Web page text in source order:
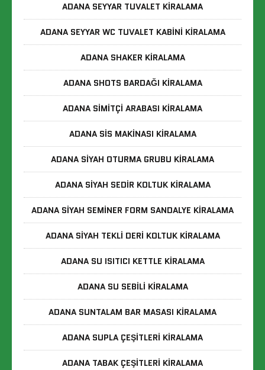
ADANA SEYYAR TUVALET KIRALAMA
ADANA SEYYAR WC TUVALET KABINI KIRALAMA
ADANA SHAKER KIRALAMA
ADANA SHOTS BARDAĞI KIRALAMA
ADANA SIMITÇI ARABASI KIRALAMA
ADANA SIS MAKINASI KIRALAMA
ADANA SIYAH OTURMA GRUBU KIRALAMA
ADANA SIYAH SEDIR KOLTUK KIRALAMA
ADANA SIYAH SEMINER FORM SANDALYE KIRALAMA
ADANA SIYAH TEKLI DERI KOLTUK KIRALAMA
ADANA SU ISITICI KETTLE KIRALAMA
ADANA SU SEBILI KIRALAMA
ADANA SUNTALAM BAR MASASI KIRALAMA
ADANA SUPLA ÇEŞITLERI KIRALAMA
ADANA TABAK ÇEŞITLERI KIRALAMA